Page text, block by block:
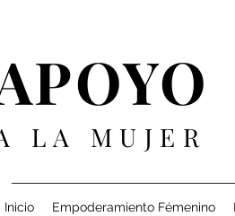
LA MUJER
Inicio Empoderamiento Fémenino